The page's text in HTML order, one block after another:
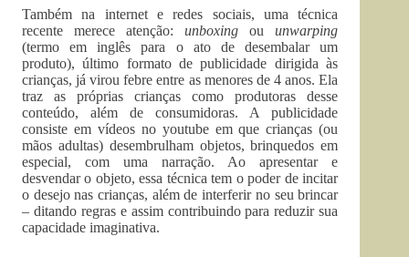
Também na internet e redes sociais, uma técnica
recente merece atenção:unboxing ouunwarping
(termo em inglês para o ato de desembalar um
produto), último formato de publicidade dirigida às
crianças, já virou febre entre as menores de 4 anos. Ela
traz as próprias crianças como produtoras desse
conteúdo, além de consumidoras. A publicidade
consiste em vídeos no youtube em que crianças (ou
mãos adultas) desembrulham objetos, brinquedos em
especial, com uma narração. Ao apresentar e
desvendar o objeto, essa técnica tem o poder de incitar
o desejo nas crianças, além de interferir no seu brincar
– ditando regras e assim contribuindo para reduzir sua
capacidade imaginativa.